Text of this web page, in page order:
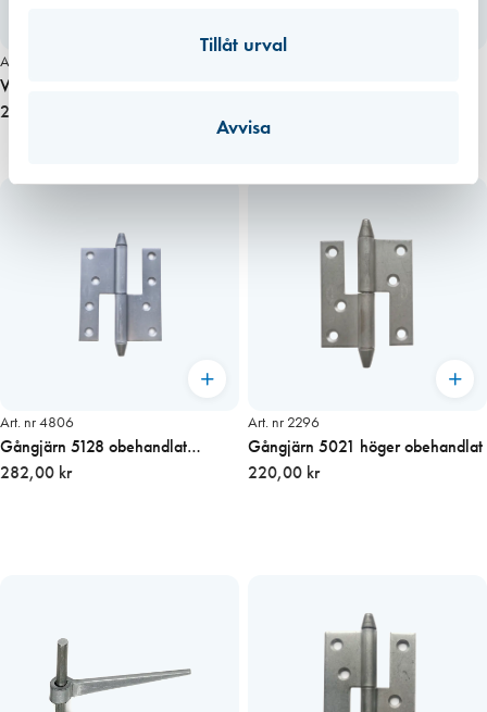
Tillåt urval
Avvisa
Art. nr 2332
Vinkelgångjärn 5004 hö övre /
vä nedre obehandlat
214,00 kr
Art. nr 4806
Gångjärn 5128 obehandlat
Vänster
282,00 kr
Art. nr 2296
Gångjärn 5021 höger obehandlat
220,00 kr